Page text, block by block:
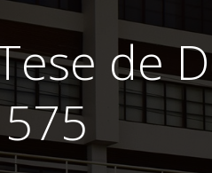
de
575